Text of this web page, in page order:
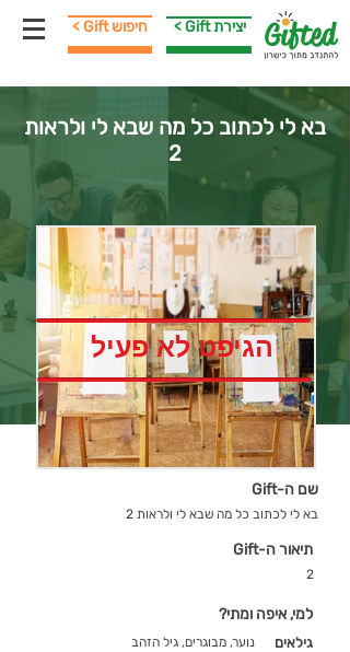
< Gift חיפוש < Gift יצירת
בא לי לכתוב כל מה שבא לי ולראות
2
הגיפט לא פעיל
שם ה-Gift
בא לי לכתוב כל מה שבא לי ולראות 2
תיאור ה-Gift
2
למי, איפה ומתי?
נוער, מבוגרים, גיל הזהב גילאים